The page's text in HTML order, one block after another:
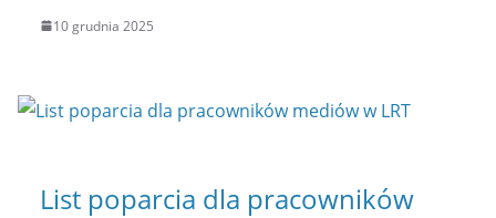
10 grudnia 2025
List poparcia dla pracowników